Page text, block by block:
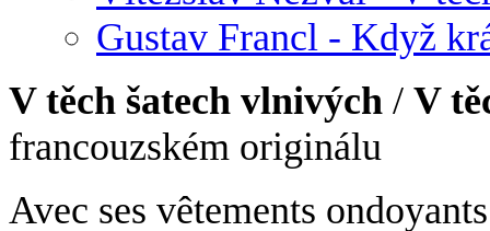
Gustav Francl - Když
V těch šatech vlnivých / V
francouzském originálu
Avec ses vêtements